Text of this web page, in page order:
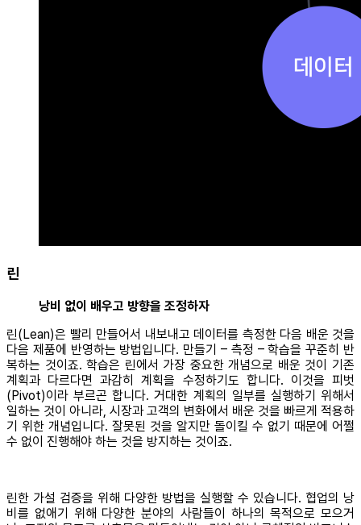
린
낭비 없이 배우고 방향을 조정하자
린(Lean)은 빨리 만들어서 내보내고 데이터를 측정한 다음 배운 것을
다음 제품에 반영하는 방법입니다. 만들기 – 측정 – 학습을 꾸준히 반
복하는 것이죠. 학습은 린에서 가장 중요한 개념으로 배운 것이 기존
계획과 다르다면 과감히 계획을 수정하기도 합니다. 이것을 피벗
(Pivot)이라 부르곤 합니다. 거대한 계획의 일부를 실행하기 위해서
일하는 것이 아니라, 시장과 고객의 변화에서 배운 것을 빠르게 적용하
기 위한 개념입니다. 잘못된 것을 알지만 돌이킬 수 없기 때문에 어쩔
수 없이 진행해야 하는 것을 방지하는 것이죠.
린한 가설 검증을 위해 다양한 방법을 실행할 수 있습니다. 협업의 낭
비를 없애기 위해 다양한 분야의 사람들이 하나의 목적으로 모으거